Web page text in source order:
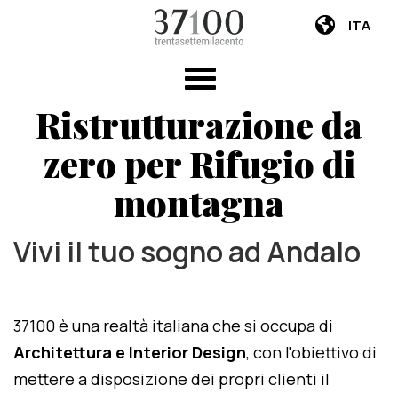
ITA
Ristrutturazione da
zero per Rifugio di
montagna
Vivi il tuo sogno ad Andalo
37100 è una realtà italiana che si occupa di
Architettura e Interior Design, con l'obiettivo di
mettere a disposizione dei propri clienti il